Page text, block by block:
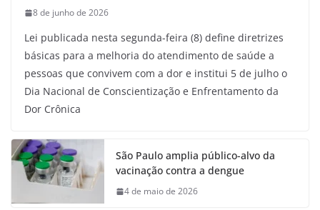
8 de junho de 2026
Lei publicada nesta segunda-feira (8) define diretrizes
básicas para a melhoria do atendimento de saúde a
pessoas que convivem com a dor e institui 5 de julho o
Dia Nacional de Conscientização e Enfrentamento da
Dor Crônica
São Paulo amplia público-alvo da
vacinação contra a dengue
4 de maio de 2026